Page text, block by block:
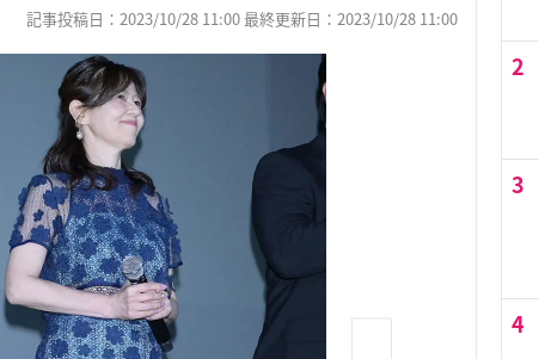
記事投稿日：2023/10/28 11:00 最終更新日：2023/10/28 11:00